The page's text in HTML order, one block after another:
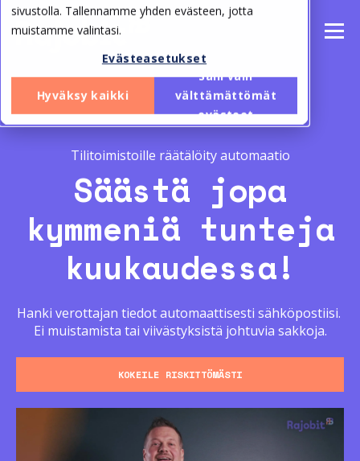
sivustolla. Tallennamme yhden evästeen, jotta
muistamme valintasi.
Evästeasetukset
Hyväksy kaikki
Salli vain
välttämättömät
evästeet
Tilitoimistoille räätälöity automaatio
Säästä jopa
kymmeniä tunteja
kuukaudessa!
Hanki verottajan tiedot automaattisesti sähköpostiisi.
Ei muistamista tai viivästyksistä johtuvia sakkoja.
KOKEILE RISKITTÖMÄSTI